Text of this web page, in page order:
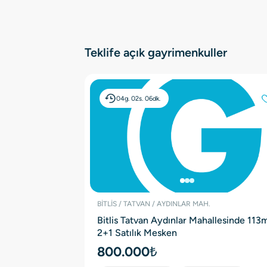
Teklife açık gayrimenkuller
04g. 02s. 06dk.
BİTLİS / TATVAN / AYDINLAR MAH.
Bitlis Tatvan Aydınlar Mahallesinde
2+1 Satılık Mesken
800.000₺